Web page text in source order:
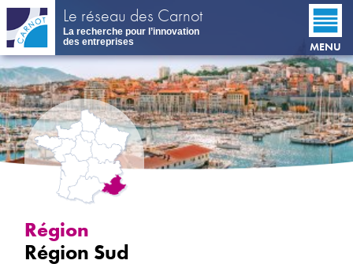
Aller
contenu
principal
Le réseau des Carnot
La recherche pour l’innovation
des entreprises
MENU
Région
Région Sud